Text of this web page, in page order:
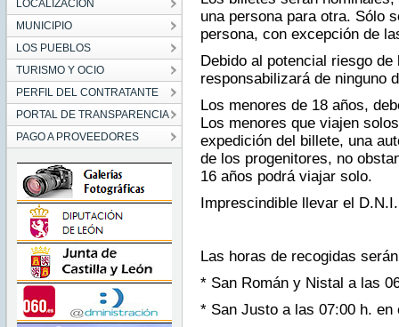
LOCALIZACION
MUNICIPIO
LOS PUEBLOS
TURISMO Y OCIO
PERFIL DEL CONTRATANTE
PORTAL DE TRANSPARENCIA
PAGO A PROVEEDORES
una persona para otra. Sólo
persona, con excepción de
Debido al potencial riesgo
responsabilizará de ninguno
Los menores de 18 años,
Los menores que viajen
expedición del billete, una
de los progenitores, no
16 años podrá viajar solo.
Imprescindible llevar el
Las horas de recogidas
* San Román y Nistal a las
* San Justo a las 07:00 h. en